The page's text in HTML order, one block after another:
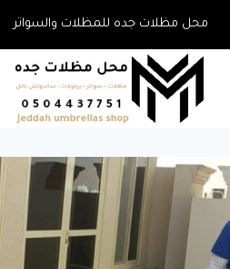
المحتوى
محل مظلات جده للمظلات والسواتر